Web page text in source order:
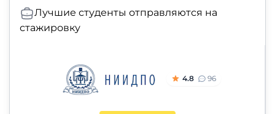
Лучшие студенты отправляются на
стажировку
4.8 96